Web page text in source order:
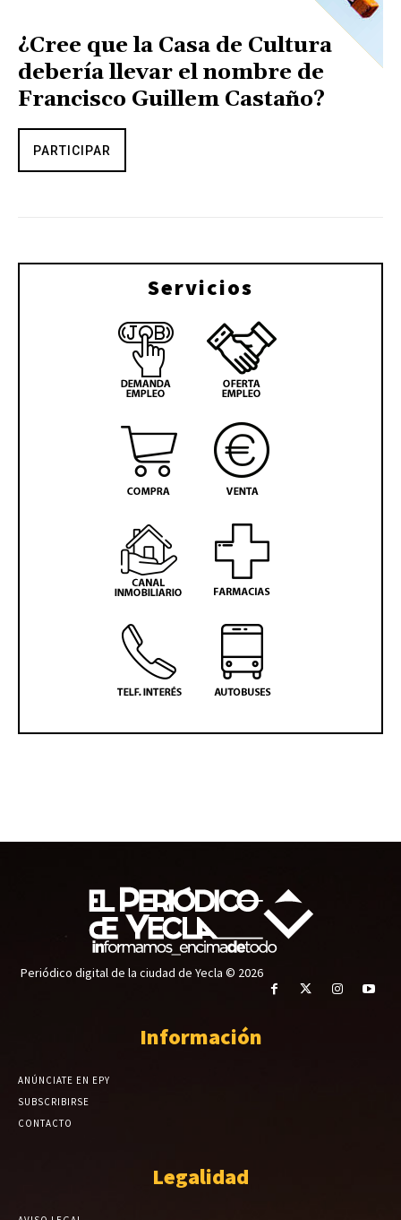
¿Cree que la Casa de Cultura
debería llevar el nombre de
Francisco Guillem Castaño?
PARTICIPAR
Servicios
Periódico digital de la ciudad de Yecla © 2026
Información
ANÚNCIATE EN EPY
SUBSCRIBIRSE
CONTACTO
Legalidad